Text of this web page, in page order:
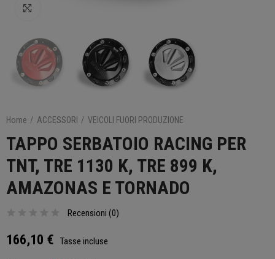
Home ACCESSORI VEICOLI FUORI PRODUZIONE
TAPPO SERBATOIO RACING PER
TNT, TRE 1130 K, TRE 899 K,
AMAZONAS E TORNADO
Recensioni (0)
166,10 € Tasse incluse